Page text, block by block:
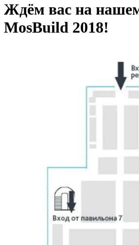
Ждём вас на
MosBuild 2018!